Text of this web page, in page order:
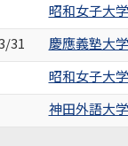
昭和女子大
31
慶應義塾大
昭和女子大
神田外語大